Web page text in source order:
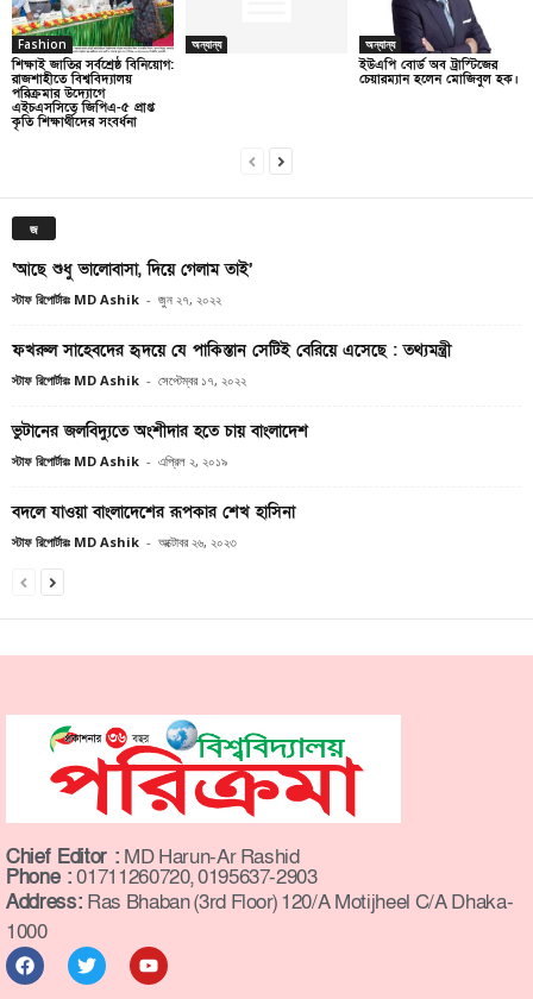
Fashion
শিক্ষাই জাতির সর্বশ্রেষ্ঠ বিনিয়োগ:
রাজশাহীতে বিশ্ববিদ্যালয়
পরিক্রমার উদ্যোগে
এইচএসসিতে জিপিএ-৫ প্রাপ্ত
কৃতি শিক্ষার্থীদের সংবর্ধনা
অন্যান্য অন্যান্য
ইউএপি বোর্ড অব ট্রাস্টিজের
চেয়ারম্যান হলেন মোজিবুল হক।
জ
‘আছে শুধু ভালোবাসা, দিয়ে গেলাম তাই’
স্টাফ রিপোর্টারঃ MD Ashik - জুন ২৭, ২০২২
ফখরুল সাহেবদের হৃদয়ে যে পাকিস্তান সেটিই বেরিয়ে এসেছে : তথ্যমন্ত্রী
স্টাফ রিপোর্টারঃ MD Ashik - সেপ্টেম্বর ১৭, ২০২২
ভুটানের জলবিদ্যুতে অংশীদার হতে চায় বাংলাদেশ
স্টাফ রিপোর্টারঃ MD Ashik - এপ্রিল ২, ২০১৯
বদলে যাওয়া বাংলাদেশের রূপকার শেখ হাসিনা
স্টাফ রিপোর্টারঃ MD Ashik - অক্টোবর ২৬, ২০২৩
Chief Editor : MD Harun-Ar Rashid
Phone :01711260720, 0195637-2903
Address: Ras Bhaban (3rd Floor) 120/A Motijheel C/A Dhaka-
1000